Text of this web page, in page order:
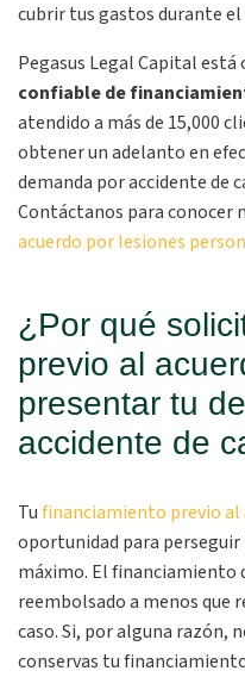
cubrir tus gastos durante
Pegasus Legal Capital
confiable de
atendido a más de 15,000
obtener un adelanto en
demanda por accidente de
Contáctanos para conocer
acuerdo por lesiones
¿Por qué
previo al
presentar tu
accidente de
Tufinanciamiento previo al
oportunidad para perseguir
máximo. El financiamiento
reembolsado a menos que
caso. Si, por alguna razón,
conservas tu